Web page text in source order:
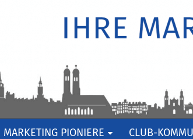
MARKETING PIONIERE CLUB-